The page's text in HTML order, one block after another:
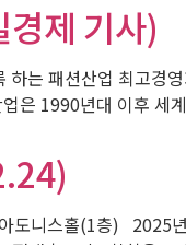
제 기사)
는 패션산업 최고경
은 1990년대 이후 세
니스홀(1층) 2025